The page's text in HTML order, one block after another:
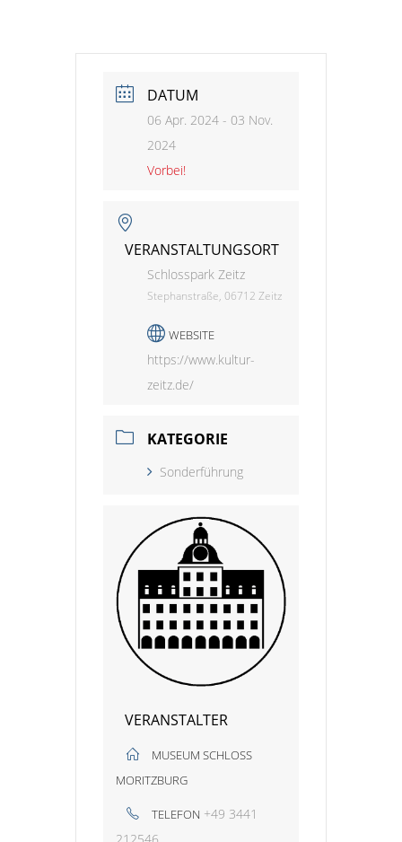
DATUM
06 Apr. 2024 - 03 Nov.
2024
Vorbei!
VERANSTALTUNGSORT
Schlosspark Zeitz
Stephanstraße, 06712 Zeitz
WEBSITE
https://www.kultur-
zeitz.de/
KATEGORIE
Sonderführung
VERANSTALTER
MUSEUM SCHLOSS
MORITZBURG
TELEFON +49 3441